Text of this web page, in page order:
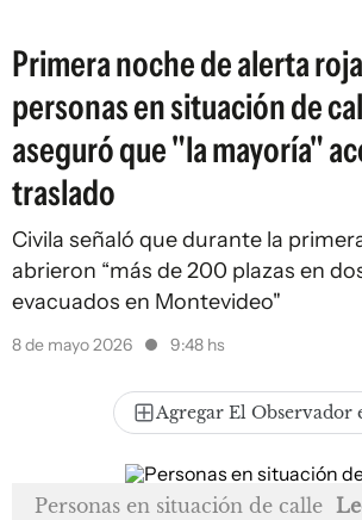
Primera noche de alerta
personas en situación de
aseguró que "la mayoría"
traslado
Civila señaló que durante la
abrieron “más de 200 plazas en
evacuados en Montevideo"
8 de mayo 2026 9:48 hs
Agregar El Observador
Personas en situación de calle